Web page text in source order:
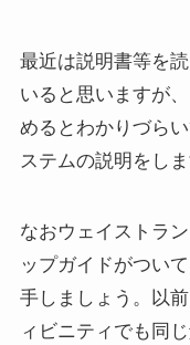
最近は説明書等を
いると思いますが
めるとわかりづら
ステムの説明をしま
なおウェイストラ
ップガイドがつい
手しましょう。以
ィビニティでも同